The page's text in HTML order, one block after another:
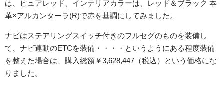
は、ピュアレッド、インテリアカラーは、レッド＆ブラック 本
革×アルカンターラ(R)で赤を基調にしてみました。
ナビはステアリングスイッチ付きのフルセグのものを装備し
て、ナビ連動のETCを装備・・・・というようにある程度装備
を整えた場合は、購入総額￥3,628,447（税込）という価格にな
りました。